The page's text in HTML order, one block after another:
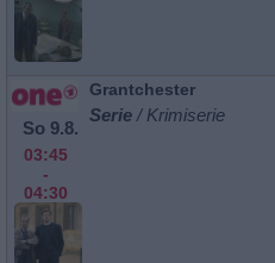
So 9.8.
03:45
-
04:30
Grantchester
Serie / Krimiserie